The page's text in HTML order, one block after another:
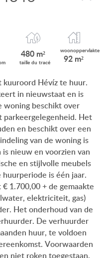
480 m²
taille du tracé
woonoppervlakte
92 m²
kuuroord Hévíz te huur.
in nieuwstaat en is
woning beschikt over
parkeergelegenheid. Het
en beschikt over een
van de woning is
nieuw en voorzien van
en stijlvolle meubels
is één jaar.
1.700,00 + de gemaakte
elektriciteit, gas)
Het onderhoud van de
De verhuurder
huur, te voldoen
Voorwaarden
niet roken toegestaan.
BATH
POOL
TREES
GREEN BELT
EN BE